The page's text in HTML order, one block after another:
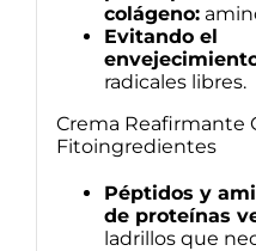
colágeno:
Evitando el
radicales libres.
Crema Reafirmante
Fitoingredientes
Péptidos y
de proteínas
ladrillos que